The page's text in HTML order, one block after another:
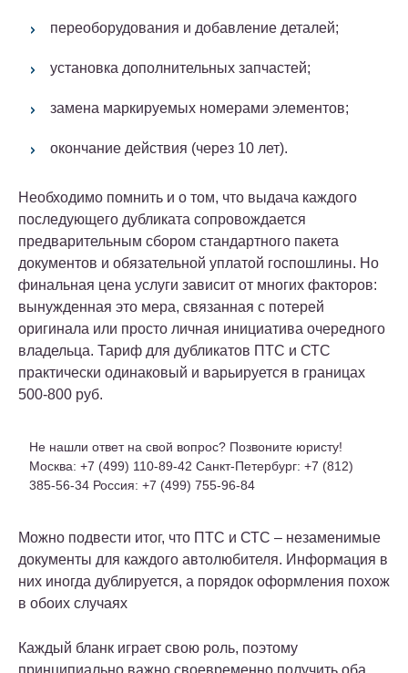
переоборудования и добавление деталей;
установка дополнительных запчастей;
замена маркируемых номерами элементов;
окончание действия (через 10 лет).
Необходимо помнить и о том, что выдача каждого
последующего дубликата сопровождается
предварительным сбором стандартного пакета
документов и обязательной уплатой госпошлины. Но
финальная цена услуги зависит от многих факторов:
вынужденная это мера, связанная с потерей
оригинала или просто личная инициатива очередного
владельца. Тариф для дубликатов ПТС и СТС
практически одинаковый и варьируется в границах
500-800 руб.
Не нашли ответ на свой вопрос? Позвоните юристу!
Москва: +7 (499) 110-89-42 Санкт-Петербург: +7 (812)
385-56-34 Россия: +7 (499) 755-96-84
Можно подвести итог, что ПТС и СТС – незаменимые
документы для каждого автолюбителя. Информация в
них иногда дублируется, а порядок оформления похож
в обоих случаях
Каждый бланк играет свою роль, поэтому
принципиально важно своевременно получить оба